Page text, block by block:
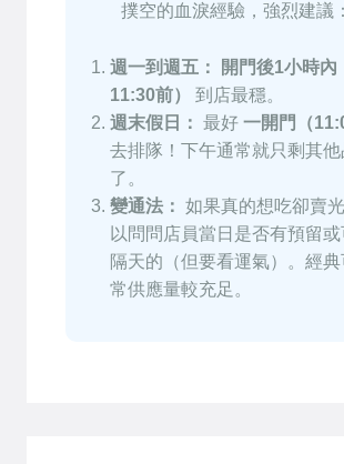
撲空的血淚經驗，強烈建議：
週一到週五：
開門後1小時內
11:30前）
到店最穩。
週末假日： 最好 一開門（
去排隊！下午通常就只剩其
了。
變通法： 如果真的想吃卻賣
以問問店員當日是否有預留
隔天的（但要看運氣）。經典
常供應量較充足。